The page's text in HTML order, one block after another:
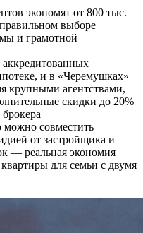
экономят от 800 тыс.
выборе
и грамотной
и в «Черемушках»
крупными агентствами,
скидки до 20%
можно совместить
от застройщика и
— реальная экономия
для семьи с двумя